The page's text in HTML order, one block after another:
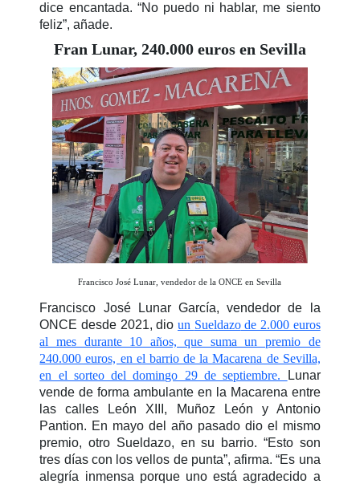
dice encantada. “No puedo ni hablar, me siento
feliz”, añade.
Fran Lunar, 240.000 euros en Sevilla
Francisco José Lunar, vendedor de la ONCE en Sevilla
Francisco José Lunar García, vendedor de la
ONCE desde 2021, dio un Sueldazode 2.000 euros
al mes durante 10 años, que suma un premio de
240.000 euros, en el barrio de la Macarena de Sevilla,
en el sorteo del domingo 29 de septiembre.
Lunar
vende de forma ambulante en la Macarena entre
las calles León XIII, Muñoz León y Antonio
Pantion. En mayo del año pasado dio el mismo
premio, otro Sueldazo, en su barrio. “Esto son
tres días con los vellos de punta”, afirma. “Es una
alegría inmensa porque uno está agradecido a